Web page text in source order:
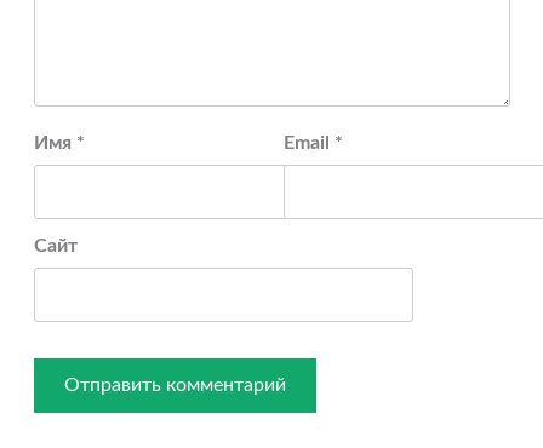
Имя * Email *
Сайт